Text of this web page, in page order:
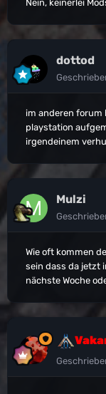
Nein, keinerlei
dottod
im anderen forum
playstation
irgendeinem
Mulzi
Wie oft kommen
sein dass da jetzt
nächste Woche